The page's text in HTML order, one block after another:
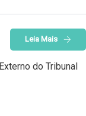
Leia Mais
do Tribunal